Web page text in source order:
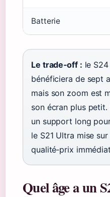
Batterie
Le trade‑off : le
bénéficiera de sept
mais son zoom est
son écran plus petit.
un support long
le S21 Ultra mise
qualité‑prix
Quel âge a un